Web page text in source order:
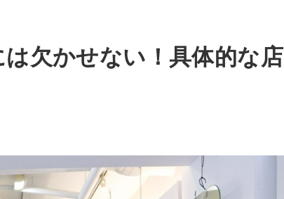
欠かせない！具体的な店